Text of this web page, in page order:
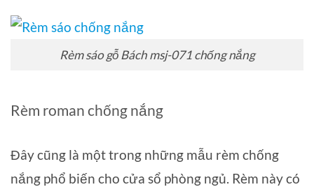
Rèm sáo gỗ Bách msj-071 chống nắng
Rèm roman chống nắng
Đây cũng là một trong những mẫu rèm chống
nắng phổ biến cho cửa sổ phòng ngủ. Rèm này có